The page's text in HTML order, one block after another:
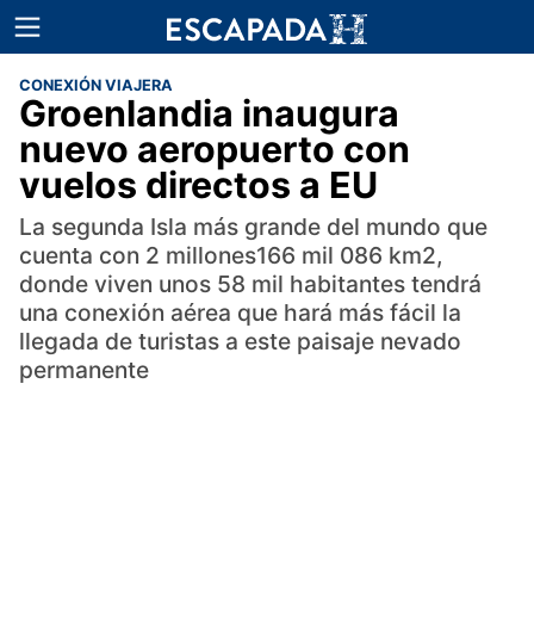
CONEXIÓN VIAJERA
Groenlandia inaugura
nuevo aeropuerto con
vuelos directos a EU
La segunda Isla más grande del mundo que
cuenta con 2 millones166 mil 086 km2,
donde viven unos 58 mil habitantes tendrá
una conexión aérea que hará más fácil la
llegada de turistas a este paisaje nevado
permanente